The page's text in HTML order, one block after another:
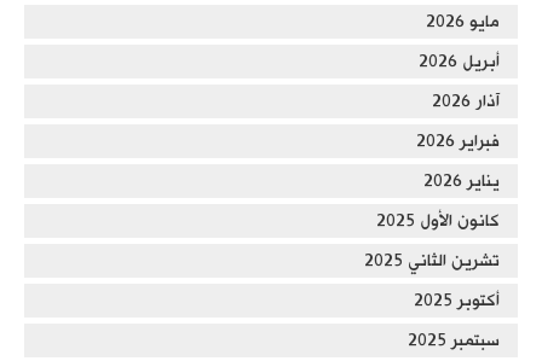
مايو 2026
أبريل 2026
آذار 2026
فبراير 2026
يناير 2026
كانون الأول 2025
تشرين الثاني 2025
أكتوبر 2025
سبتمبر 2025